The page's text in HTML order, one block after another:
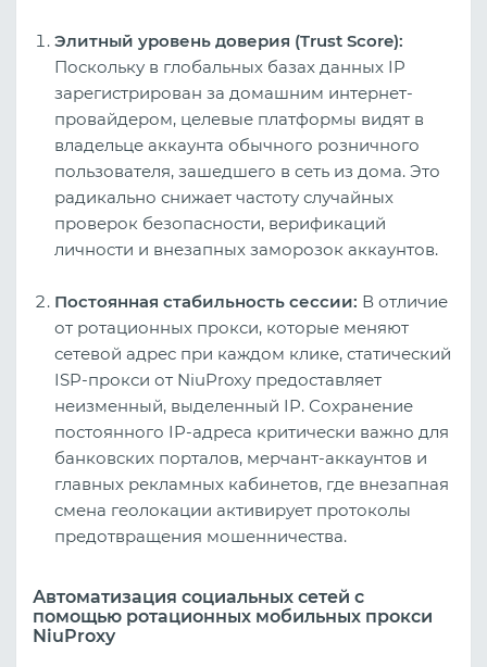
Элитный уровень доверия (Trust Score):
Поскольку в глобальных базах данных IP
зарегистрирован за домашним интернет-
провайдером, целевые платформы видят в
владельце аккаунта обычного розничного
пользователя, зашедшего в сеть из дома. Это
радикально снижает частоту случайных
проверок безопасности, верификаций
личности и внезапных заморозок аккаунтов.
Постоянная стабильность сессии: В отличие
от ротационных прокси, которые меняют
сетевой адрес при каждом клике, статический
ISP-прокси от NiuProxy предоставляет
неизменный, выделенный IP. Сохранение
постоянного IP-адреса критически важно для
банковских порталов, мерчант-аккаунтов и
главных рекламных кабинетов, где внезапная
смена геолокации активирует протоколы
предотвращения мошенничества.
Автоматизация социальных сетей с
помощью ротационных мобильных прокси
NiuProxy